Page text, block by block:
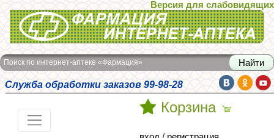
Интернет-аптека Фармация
Версия для слабовидящих
Поиск по интернет-аптеке «Фармация»
Служба обработки заказов 99-98-28
Корзина